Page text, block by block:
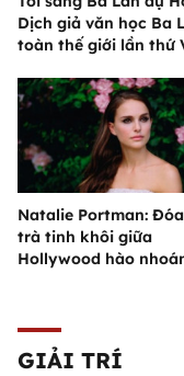
Dịch giả văn học Ba
toàn thế giới lần thứ
Natalie Portman:
trà tinh khôi giữa
Hollywood hào
GIẢI TRÍ